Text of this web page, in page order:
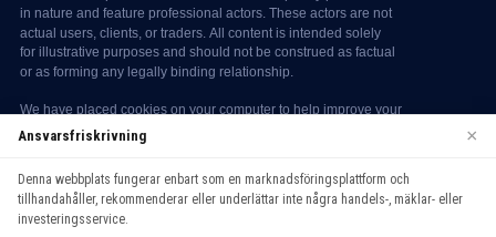
We use cookies to enhance your browsing experience. By
continuing to use our website, you agree to our use of cookies.
Ansvarsfriskrivning ×
Denna webbplats fungerar enbart som en marknadsföringsplattform och
tillhandahåller, rekommenderar eller underlättar inte några handels-, mäklar- eller
investeringsservice.